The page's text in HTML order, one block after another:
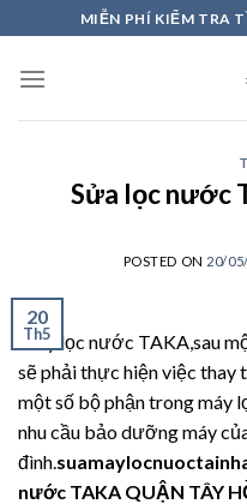
to
content
MIỄN PHÍ KIỂM TRA
Sửa lọc nước
POSTED ON 20/
20
Th5
Máy lọc nước TAKA,sau
sẽ phải thực hiện việc thay
một số bộ phận trong máy
nhu cầu bảo dưỡng máy
đình.
nước TAKA QUẬN TÂY